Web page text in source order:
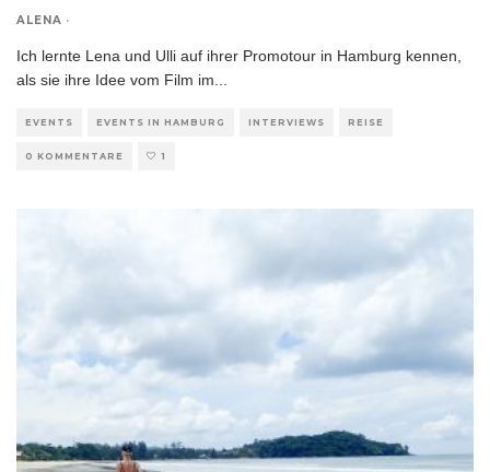
ALENA ·
Ich lernte Lena und Ulli auf ihrer Promotour in Hamburg kennen,
als sie ihre Idee vom Film im...
EVENTS EVENTS IN HAMBURG INTERVIEWS REISE
0 KOMMENTARE 1